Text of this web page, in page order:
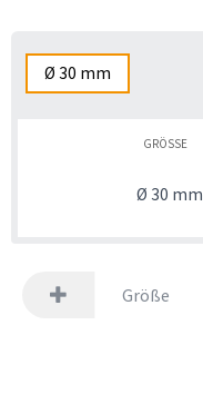
Ø 30 mm
GRÖSSE
Ø 30 mm
Größe